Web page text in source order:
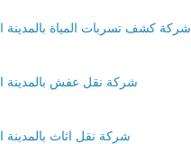
شركة كشف تسربات المياة بالمدينة
شركة نقل اثاث بالمدينة